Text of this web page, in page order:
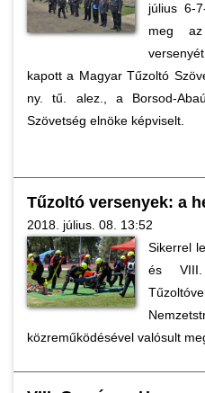
július 6-
meg az
kapott a Magyar Tűzoltó
ny. tű. alez., a Borsod-
Szövetség elnöke képviselt.
Tűzoltó versenyek: a
2018. július. 08. 13:52
Sikerrel
és VIII.
közreműködésével valósult